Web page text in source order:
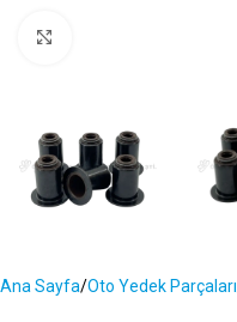
Ana Sayfa Oto Yedek Parçaları